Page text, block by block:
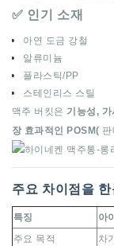
✅ 인기 소재
아연 도금 강철
알류미늄
플라스틱/PP
스테인리스 스틸
맥주 버킷은 기능성,
장 효과적인 POSM(
주요 차이점을
특징 아
주요 목적
차